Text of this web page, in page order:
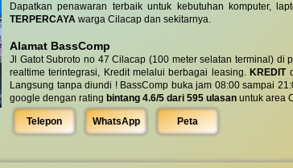
Dapatkan penawaran terbaik untuk kebutuhan komputer,
TERPERCAYA warga Cilacap dan sekitarnya.
Alamat BassComp
Jl Gatot Subroto no 47 Cilacap (100 meter selatan terminal) di
realtime terintegrasi, Kredit melalui berbagai leasing. KREDIT
Langsung tanpa diundi ! BassComp buka jam 08:00 sampai
google dengan rating bintang 4.6/5 dari 595 ulasan untuk area
Telepon WhatsApp Peta